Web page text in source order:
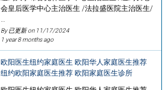
会皇后医学中心主治医生 /法拉盛医院主治医生/
By 已更新 on 11/17/2024
1 year 8 months ago
欧阳医生纽约家庭医生 欧阳华人家庭医生推荐
纽约欧阳家庭医生推荐 欧阳家庭医生诊所